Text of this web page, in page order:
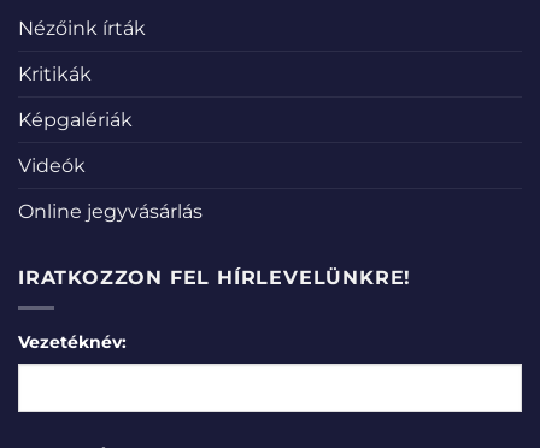
Nézőink írták
Kritikák
Képgalériák
Videók
Online jegyvásárlás
IRATKOZZON FEL HÍRLEVELÜNKRE!
Vezetéknév: